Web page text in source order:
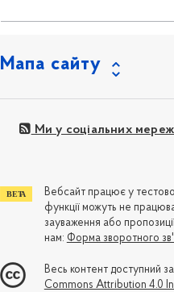
Мапа сайту
Ми у соціальних
Вебсайт працює у
функції можуть не
зауваження або
нам: Форма зворотного
Весь контент доступний
Commons Attribution 4.0